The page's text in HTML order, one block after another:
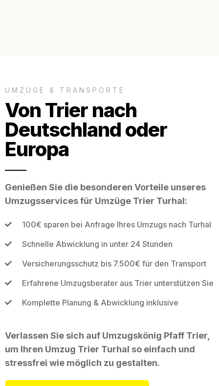
UMZÜGE & TRANSPORTE
Von Trier nach
Deutschland oder
Europa
Genießen Sie die besonderen Vorteile unseres
Umzugsservices für Umzüge Trier Turhal:
100€ sparen bei Anfrage Ihres Umzugs nach Turhal
Schnelle Abwicklung in unter 24 Stunden
Versicherungsschutz bis 7.500€ für den Transport
Erfahrene Umzugsberater aus Trier unterstützen Sie
Komplette Planung & Abwicklung inklusive
Verlassen Sie sich auf Umzugskönig Pfaff Trier,
um Ihren Umzug Trier Turhal so einfach und
stressfrei wie möglich zu gestalten.